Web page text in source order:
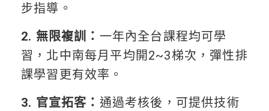
步指導。
2. 無限複訓： 一年內全台課程均可學
習，北中南每月平均開2~3梯次，彈性排
課學習更有效率。
3. 官宣拓客： 通過考核後，可提供技術